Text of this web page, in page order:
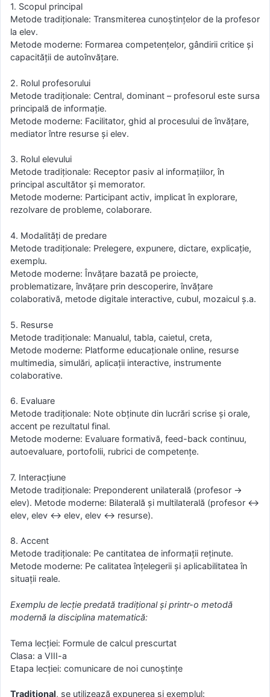
1. Scopul principal
Metode tradiționale: Transmiterea cunoștințelor de la profesor
la elev.
Metode moderne: Formarea competențelor, gândirii critice și
capacității de autoînvățare.
2. Rolul profesorului
Metode tradiționale: Central, dominant – profesorul este sursa
principală de informație.
Metode moderne: Facilitator, ghid al procesului de învățare,
mediator între resurse și elev.
3. Rolul elevului
Metode tradiționale: Receptor pasiv al informațiilor, în
principal ascultător și memorator.
Metode moderne: Participant activ, implicat în explorare,
rezolvare de probleme, colaborare.
4. Modalități de predare
Metode tradiționale: Prelegere, expunere, dictare, explicație,
exemplu.
Metode moderne: Învățare bazată pe proiecte,
problematizare, învățare prin descoperire, învățare
colaborativă, metode digitale interactive, cubul, mozaicul ș.a.
5. Resurse
Metode tradiționale: Manualul, tabla, caietul, creta,
Metode moderne: Platforme educaționale online, resurse
multimedia, simulări, aplicații interactive, instrumente
colaborative.
6. Evaluare
Metode tradiționale: Note obținute din lucrări scrise și orale,
accent pe rezultatul final.
Metode moderne: Evaluare formativă, feed-back continuu,
autoevaluare, portofolii, rubrici de competențe.
7. Interacțiune
Metode tradiționale: Preponderent unilaterală (profesor →
elev). Metode moderne: Bilaterală și multilaterală (profesor ↔
elev, elev ↔ elev, elev ↔ resurse).
8. Accent
Metode tradiționale: Pe cantitatea de informații reținute.
Metode moderne: Pe calitatea înțelegerii și aplicabilitatea în
situații reale.
Exemplu de lecție predată tradițional și printr-o metodă
modernă la disciplina matematică:
Tema lecției: Formule de calcul prescurtat
Clasa: a VIII-a
Etapa lecției: comunicare de noi cunoștințe
Tradițional, se utilizează expunerea și exemplul: